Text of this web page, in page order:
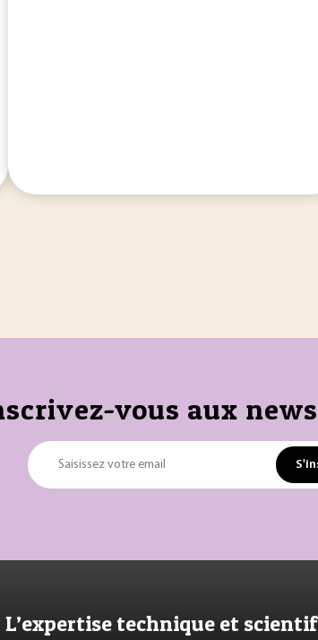
vous aux
Saisissez votre email
L’expertise technique et